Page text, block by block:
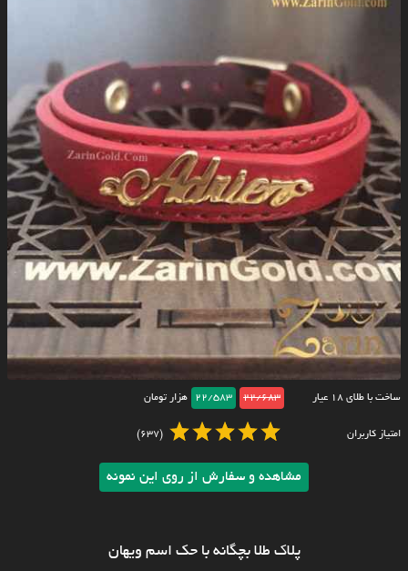
ساخت با طلای ۱۸ عیار 22/683
22/583 هزار تومان
امتیاز کاربران (637)
مشاهده و سفارش از روی این نمونه
پلاک طلا بچگانه با حک اسم ویهان